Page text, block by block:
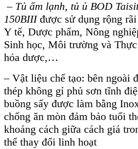
– Tủ ấm lạnh, tủ ủ BOD
150BIIIđược sử dụng rộng
Y tế, Dược phẩm, Nông
Sinh học, Môi trường và
hóa dược,…
– Vật liệu chế tạo: bên ngoài
thép không gỉ phủ sơn tĩnh
buồng sấy được làm bằng
chống ăn mòn đảm bảo tuổi
khoảng cách giữa cách giá
thể thay đổi linh hoạt